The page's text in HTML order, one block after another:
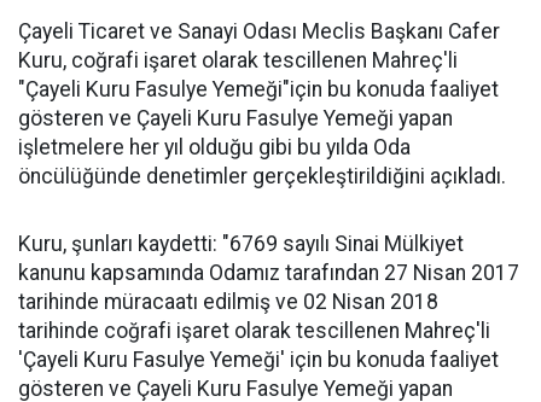
Çayeli Ticaret ve Sanayi Odası Meclis Başkanı Cafer
Kuru, coğrafi işaret olarak tescillenen Mahreç'li
"Çayeli Kuru Fasulye Yemeği"için bu konuda faaliyet
gösteren ve Çayeli Kuru Fasulye Yemeği yapan
işletmelere her yıl olduğu gibi bu yılda Oda
öncülüğünde denetimler gerçekleştirildiğini açıkladı.
Kuru, şunları kaydetti: "6769 sayılı Sinai Mülkiyet
kanunu kapsamında Odamız tarafından 27 Nisan 2017
tarihinde müracaatı edilmiş ve 02 Nisan 2018
tarihinde coğrafi işaret olarak tescillenen Mahreç'li
'Çayeli Kuru Fasulye Yemeği' için bu konuda faaliyet
gösteren ve Çayeli Kuru Fasulye Yemeği yapan